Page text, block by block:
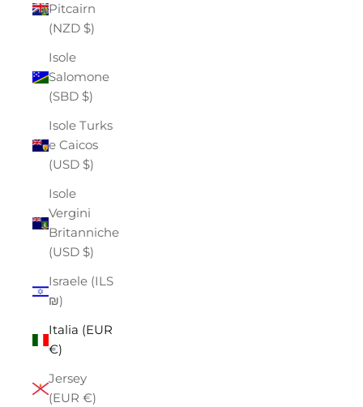
Pitcairn
(NZD $)
Isole
Salomone
(SBD $)
Isole Turks
e Caicos
(USD $)
Isole
Vergini
Britanniche
(USD $)
Israele (ILS
₪)
Italia (EUR
€)
Jersey
(EUR €)